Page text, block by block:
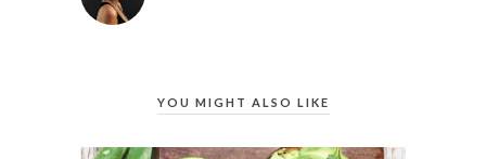
YOU MIGHT ALSO LIKE